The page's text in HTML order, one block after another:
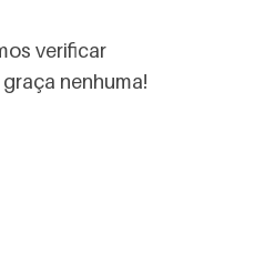
verificar
nenhuma!